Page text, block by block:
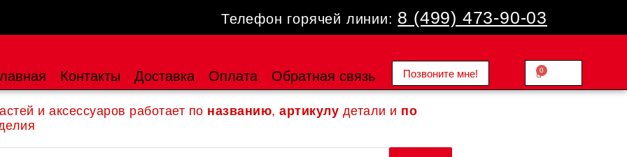
Телефон горячей линии: 8 (499) 473-90-03
Контакты Доставка Оплата Обратная связь Позвоните мне! 0.00
0
Cart
и аксессуаров работает по названию, артикулу детали и по